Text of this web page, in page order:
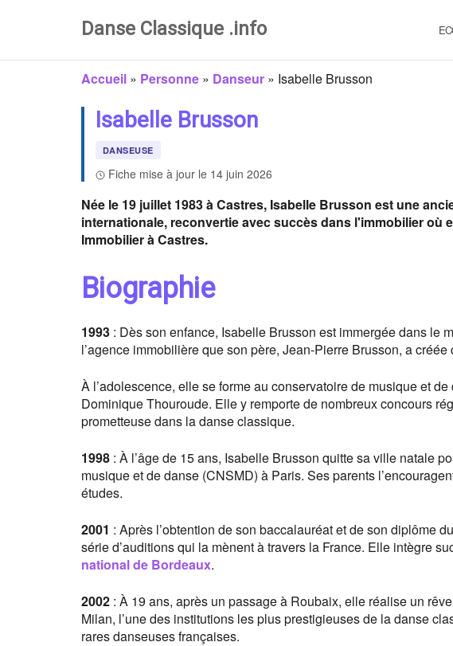
Danse Classique .info
Accueil » Personne » Danseur » Isabelle Brusson
Isabelle Brusson
DANSEUSE
Fiche mise à jour le 14 juin 2026
Née le 19 juillet 1983 à Castres, Isabelle Brusson est une
internationale, reconvertie avec succès dans l'immobilier
Immobilier à Castres.
Biographie
1993 : Dès son enfance, Isabelle Brusson est immergée dans le
l’agence immobilière que son père, Jean-Pierre Brusson, a
À l’adolescence, elle se forme au conservatoire de musique et
Dominique Thouroude. Elle y remporte de nombreux concours
prometteuse dans la danse classique.
1998 : À l’âge de 15 ans, Isabelle Brusson quitte sa ville natale
musique et de danse (CNSMD) à Paris. Ses parents
études.
2001 : Après l’obtention de son baccalauréat et de son diplôme
série d’auditions qui la mènent à travers la France. Elle intègre
national de Bordeaux.
2002 : À 19 ans, après un passage à Roubaix, elle réalise un
Milan, l’une des institutions les plus prestigieuses de la danse
rares danseuses françaises.